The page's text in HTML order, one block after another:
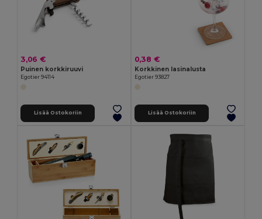
3,06 €
Puinen korkkiruuvi
Egotier 94114
Lisää Ostokoriin
0,38 €
Korkkinen lasinalusta
Egotier 93827
Lisää Ostokoriin